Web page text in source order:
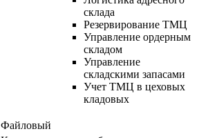
склада
Резервирование ТМЦ
Управление ордерным
складом
Управление
складскими запасами
Учет ТМЦ в цеховых
кладовых
Файловый